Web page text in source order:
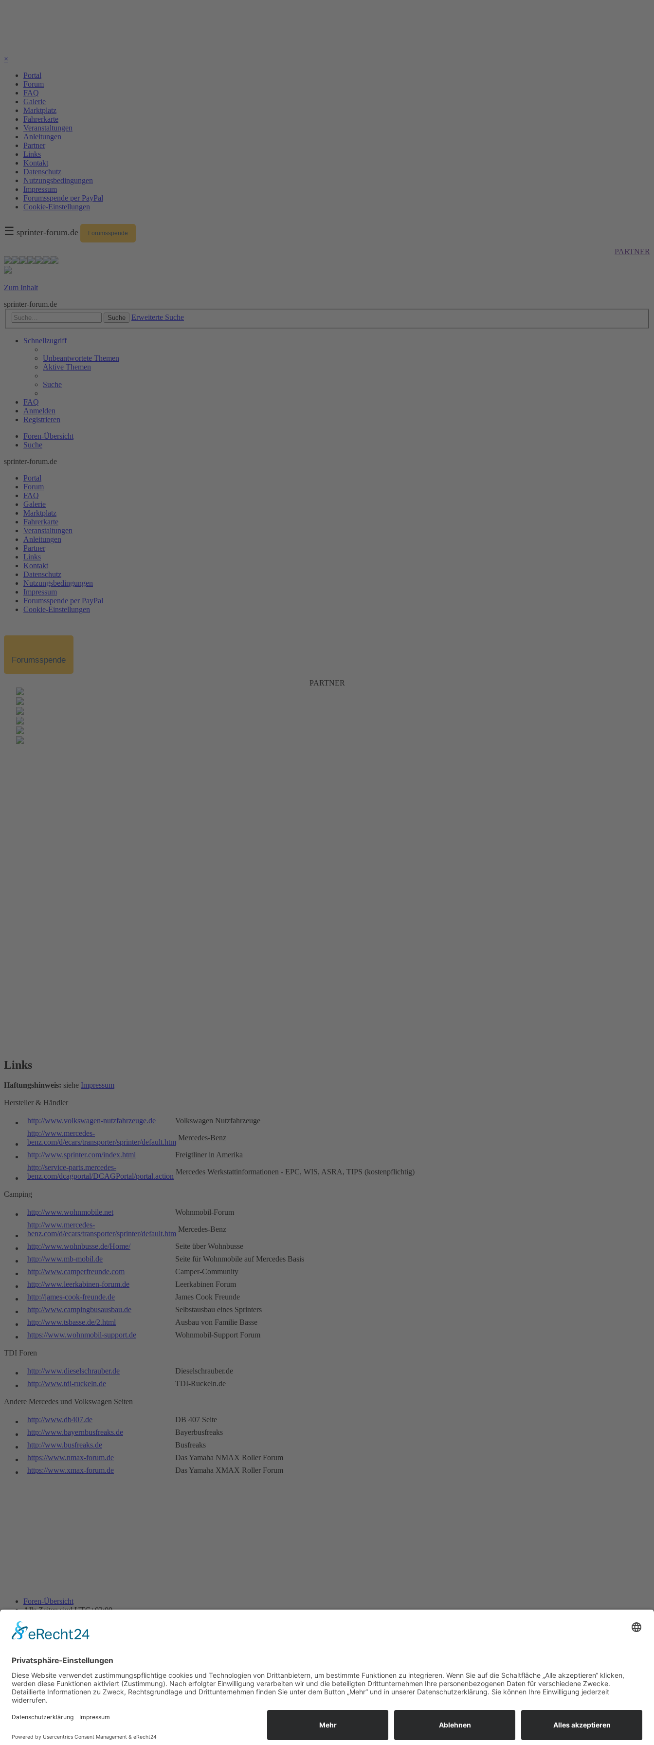
×
Portal
Forum
FAQ
Galerie
Marktplatz
Fahrerkarte
Veranstaltungen
Anleitungen
Partner
Links
Kontakt
Datenschutz
Nutzungsbedingungen
Impressum
Forumsspende per PayPal
Cookie-Einstellungen
☰ sprinter-forum.de Forumsspende
PARTNER
Zum Inhalt
sprinter-forum.de
Suche Erweiterte Suche
Schnellzugriff
Unbeantwortete Themen
Aktive Themen
Suche
FAQ
Anmelden
Registrieren
Foren-Übersicht
Suche
sprinter-forum.de
Portal
Forum
FAQ
Galerie
Marktplatz
Fahrerkarte
Veranstaltungen
Anleitungen
Partner
Links
Kontakt
Datenschutz
Nutzungsbedingungen
Impressum
Forumsspende per PayPal
Cookie-Einstellungen
Forumsspende
PARTNER
Links
Haftungshinweis: siehe Impressum
Hersteller & Händler
http://www.volkswagen-nutzfahrzeuge.de
Volkswagen Nutzfahrzeuge
http://www.mercedes-
benz.com/d/ecars/transporter/sprinter/default.htm
Mercedes-Benz
http://www.sprinter.com/index.html
Freigtliner in Amerika
http://service-parts.mercedes-
benz.com/dcagportal/DCAGPortal/portal.action
Mercedes Werkstattinformationen - EPC, WIS, ASRA, TIPS (kostenpflichtig)
Camping
http://www.wohnmobile.net
Wohnmobil-Forum
http://www.mercedes-
benz.com/d/ecars/transporter/sprinter/default.htm
Mercedes-Benz
http://www.wohnbusse.de/Home/
Seite über Wohnbusse
http://www.mb-mobil.de
Seite für Wohnmobile auf Mercedes Basis
http://www.camperfreunde.com
Camper-Community
http://www.leerkabinen-forum.de
Leerkabinen Forum
http://james-cook-freunde.de
James Cook Freunde
http://www.campingbusausbau.de
Selbstausbau eines Sprinters
http://www.tsbasse.de/2.html
Ausbau von Familie Basse
https://www.wohnmobil-support.de
Wohnmobil-Support Forum
TDI Foren
http://www.dieselschrauber.de
Dieselschrauber.de
http://www.tdi-ruckeln.de
TDI-Ruckeln.de
Andere Mercedes und Volkswagen Seiten
http://www.db407.de
DB 407 Seite
http://www.bayernbusfreaks.de
Bayerbusfreaks
http://www.busfreaks.de
Busfreaks
https://www.nmax-forum.de
Das Yamaha NMAX Roller Forum
https://www.xmax-forum.de
Das Yamaha XMAX Roller Forum
Foren-Übersicht
Alle Zeiten sindUTC+02:00
Powered byphpBB® Forum Software © phpBB Limited
Datenschutz |Nutzungsbedingungen
Time: 0.015s| Peak Memory Usage: 10.11 MiB | GZIP: Off